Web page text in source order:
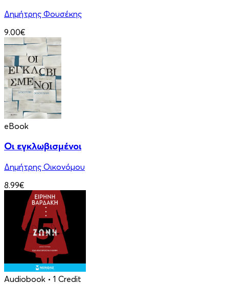
Δημήτρης Φουσέκης
9.00€
eBook
Οι εγκλωβισμένοι
Δημήτρης Οικονόμου
8.99€
Audiobook • 1 Credit